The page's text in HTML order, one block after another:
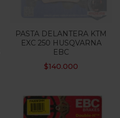
PASTA DELANTERA KTM
EXC 250 HUSQVARNA
EBC
$140.000